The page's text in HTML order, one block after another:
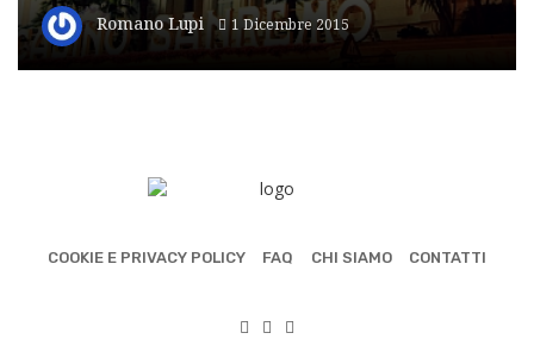
Romano Lupi 1 Dicembre 2015
COOKIE E PRIVACY POLICY FAQ CHI SIAMO CONTATTI